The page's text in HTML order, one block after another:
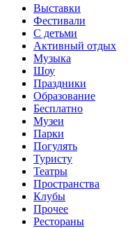
Выставки
Фестивали
С детьми
Активный отдых
Музыка
Шоу
Праздники
Образование
Бесплатно
Музеи
Парки
Погулять
Туристу
Театры
Пространства
Клубы
Прочее
Рестораны